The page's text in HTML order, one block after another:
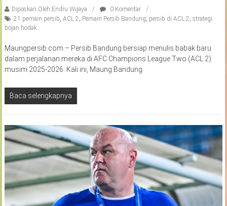
Diposkan Oleh:Endru Wijaya
0 Komentar
21 pemain persib, ACL 2, Pemain Persib Bandung, persib di ACL 2, strategi
bojan hodak
Maungpersib.com – Persib Bandung bersiap menulis babak baru
dalam perjalanan mereka di AFC Champions League Two (ACL 2)
musim 2025-2026. Kali ini, Maung Bandung
Baca selengkapnya